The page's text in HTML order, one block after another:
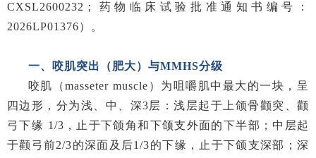
CXSL2600232；药物临床试验批准通知书编号：
2026LP01376）。
一、咬肌突出（肥大）与MMHS分级
咬肌（masseter muscle）为咀嚼肌中最大的一块，呈
四边形，分为浅、中、深3层：浅层起于上颌骨颧突、颧
弓下缘 1/3，止于下颌角和下颌支外面的下半部；中层起
于颧弓前2/3的深面及后1/3的下缘，止于下颌支深部；深